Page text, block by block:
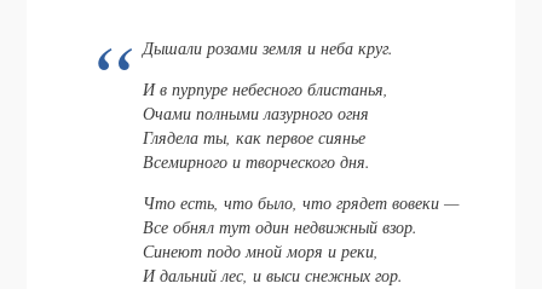
Дышали розами земля и неба круг.
И в пурпуре небесного блистанья,
Очами полными лазурного огня
Глядела ты, как первое сиянье
Всемирного и творческого дня.
Что есть, что было, что грядет вовеки —
Все обнял тут один недвижный взор.
Синеют подо мной моря и реки,
И дальний лес, и выси снежных гор.